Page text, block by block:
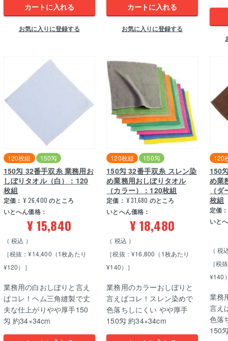
カートに入れる
お気に入りに登録する
カートに入れる
お気に入りに登録する
120枚組 150匁
150匁 32番手双糸 業務用お
しぼりタオル（白）：120
枚組
定価： ¥ 26,400 のところ
いとへん価格：
¥15,840
税込
［税抜：¥14,400（1枚あたり
¥120）］
業務用の白おしぼりと言え
ばコレ！ヘム三角縫製で丈
夫な仕上がりやや厚手150
匁 約34×34cm
120枚組 150匁
150匁 32番手双糸 スレン染
め業務用おしぼりタオル
（カラー）：120枚組
定価： ¥ 31,680 のところ
いとへん価格：
¥18,480
税込
［税抜：¥16,800（1枚あたり
¥140）］
業務用のカラーおしぼりと
言えばコレ！スレン染めで
色落ちしにくい やや厚手
150匁 約34×34cm
120
150
め業
（
枚組
定価：
いと
税
［税
¥140
業務
言え
色落
150